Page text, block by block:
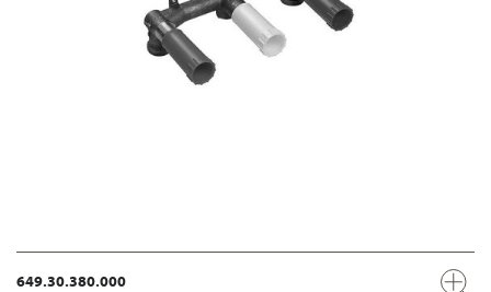
649.30.380.000